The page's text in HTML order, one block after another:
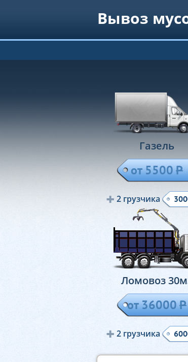
Вывоз
Газель
от 5500Р
2 грузчика
Ломовоз 30м
от 36000Р
2 грузчика